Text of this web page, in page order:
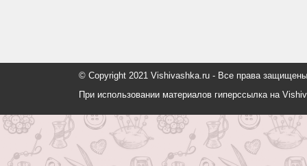
© Copyright 2021 Vishivashka.ru - Все права
При использовании материалов гиперссылка на